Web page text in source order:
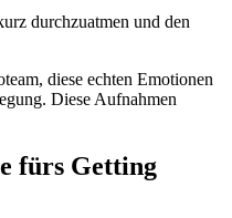
durchzuatmen und den
diese echten Emotionen
Diese Aufnahmen
fürs Getting